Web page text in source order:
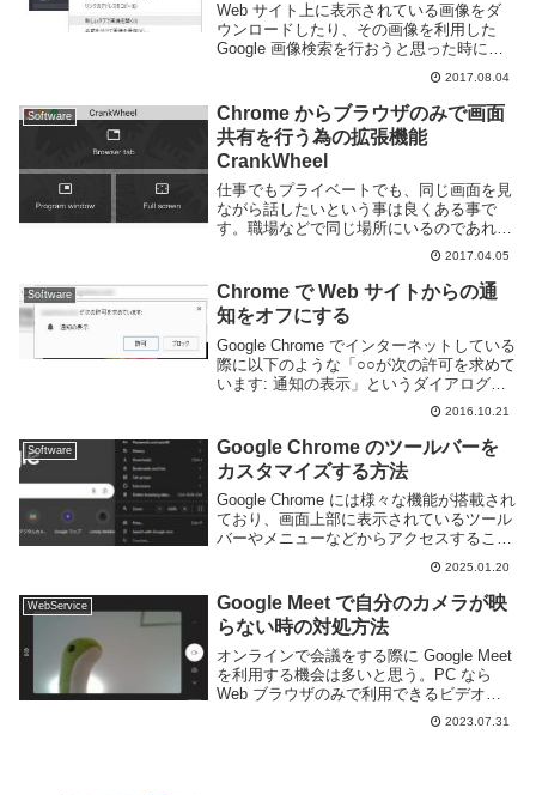
Web サイト上に表示されている画像をダ
ウンロードしたり、その画像を利用した
Google 画像検索を行おうと思った時に厄
介な事の一つに「右クリック禁止」があ
る。通常 Web ページから画像をダウンロ
ードするには画像にカーソルを合わせて右
ク...
2017.08.04
Software
Chrome からブラウザのみで画面
共有を行う為の拡張機能
CrankWheel
仕事でもプライベートでも、同じ画面を見
ながら話したいという事は良くある事で
す。職場などで同じ場所にいるのであれば
直接画面を見れば良いのですが、リモート
で仕事を行っている場合などではそうもい
きません。Google Chrome を利用してい
る...
2017.04.05
Software
Chrome で Web サイトからの通
知をオフにする
Google Chrome でインターネットしている
際に以下のような「○○が次の許可を求めて
います: 通知の表示」というダイアログを
見たことは無いだろうか。これは Web サ
イトの更新情報を通知してくれるという、
余計なおせっかい機能だ。自分...
2016.10.21
Software
Google Chrome のツールバーを
カスタマイズする方法
Google Chrome には様々な機能が搭載され
ており、画面上部に表示されているツール
バーやメニューなどからアクセスすること
ができる。しかし、機能によってはメニュ
ーや設定の奥のほうにあり手軽に利用でき
ない場合もある。そういう時にはツール...
2025.01.20
WebService
Google Meet で自分のカメラが映
らない時の対処方法
オンラインで会議をする際に Google Meet
を利用する機会は多いと思う。PC なら
Web ブラウザのみで利用できるビデオ通
話アプリで URL にアクセスするだけで利
用できる手軽さが特徴だ。しかし、状況に
2023.07.31